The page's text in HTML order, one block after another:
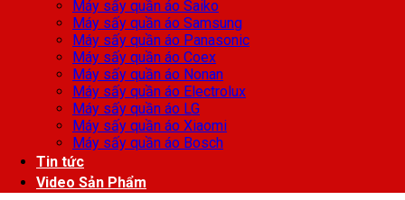
Máy sấy quần áo Saiko
Máy sấy quần áo Samsung
Máy sấy quần áo Panasonic
Máy sấy quần áo Coex
Máy sấy quần áo Nonan
Máy sấy quần áo Electrolux
Máy sấy quần áo LG
Máy sấy quần áo Xiaomi
Máy sấy quần áo Bosch
Tin tức
Video Sản Phẩm